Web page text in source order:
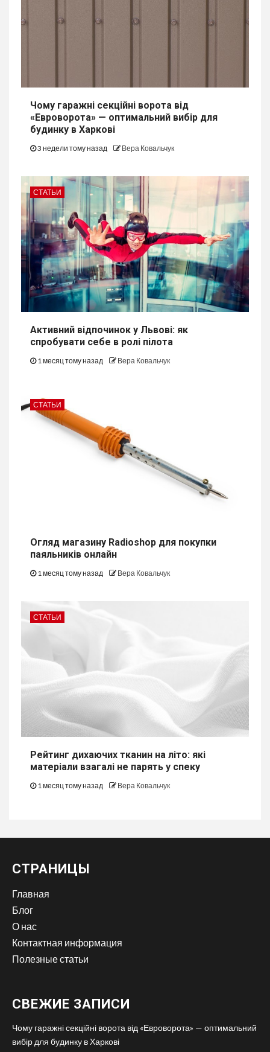
Чому гаражні секційні ворота від
«Евроворота» — оптимальний вибір для
будинку в Харкові
3 недели тому назад Вера Ковальчук
СТАТЬИ
Активний відпочинок у Львові: як
спробувати себе в ролі пілота
1 месяц тому назад Вера Ковальчук
СТАТЬИ
Огляд магазину Radioshop для покупки
паяльників онлайн
1 месяц тому назад Вера Ковальчук
СТАТЬИ
Рейтинг дихаючих тканин на літо: які
матеріали взагалі не парять у спеку
1 месяц тому назад Вера Ковальчук
СТРАНИЦЫ
Главная
Блог
О нас
Контактная информация
Полезные статьи
СВЕЖИЕ ЗАПИСИ
Чому гаражні секційні ворота від «Евроворота» — оптимальний
вибір для будинку в Харкові